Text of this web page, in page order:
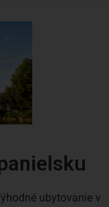
ubytovanie v